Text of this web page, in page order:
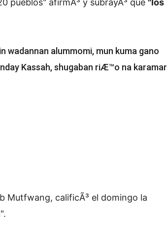
pueblos" afirmÃ³ y subrayÃ³ que "los
wadannan alummomi, mun kuma gano
Kassah, shugaban riÆ™o na karamar
Mutfwang, calificÃ³ el domingo la